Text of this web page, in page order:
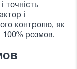
точність
і
контролю, як
100% розмов.